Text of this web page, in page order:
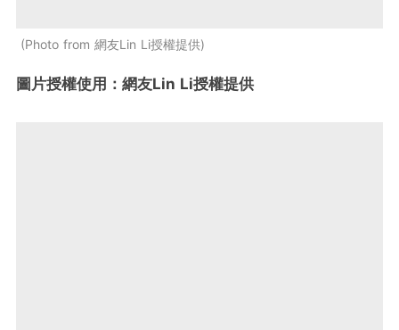
Photo from 網友Lin Li授權提供
圖片授權使用：網友Lin Li授權提供